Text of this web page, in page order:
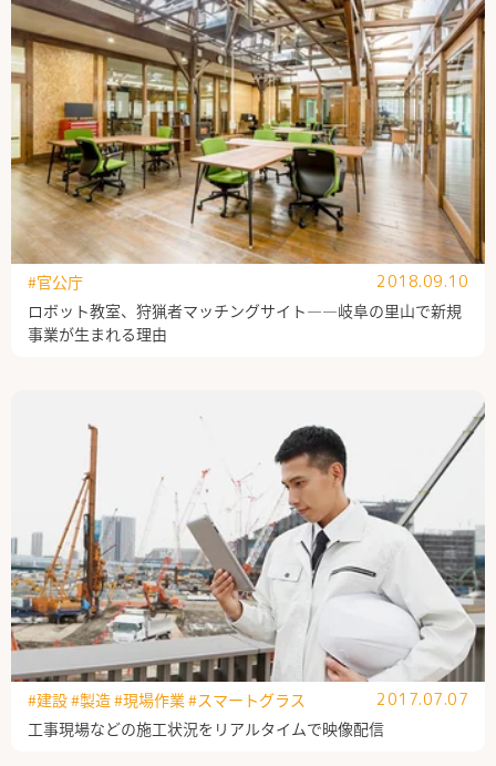
ロボット教室、狩猟者マッチングサイト――岐阜の里山で新規
事業が生まれる理由
#官公庁 2018.09.10
工事現場などの施工状況をリアルタイムで映像配信
#建設#製造#現場作業 #スマートグラス 2017.07.07